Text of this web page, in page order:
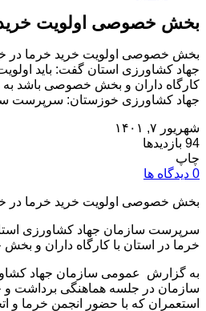
بخش خصوصی اولویت
بخش خصوصی اولویت خرید خرما در
جهاد کشاورزی استان گفت: باید
کارگاه داران و بخش خصوصی باشد
جهاد کشاورزی خوزستان: سرپرست
شهریور ۷, ۱۴۰۱
94 بازدیدها
چاپ
0 دیدگاه ها
بخش خصوصی اولویت خرید خرما در
سرپرست سازمان جهاد کشاورزی
خرما در استان با کارگاه داران و
به گزارش عمومی سازمان جهاد
سازمان در جلسه هماهنگی برداشت و
استعمران که با حضور انجمن خرما و